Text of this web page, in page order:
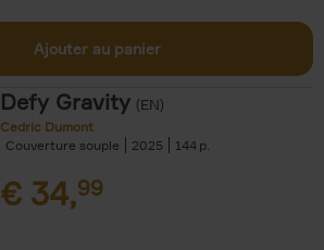
Ajouter au panier
Defy Gravity (EN)
Cedric Dumont
Couverture souple
2025 144
€ 34,99